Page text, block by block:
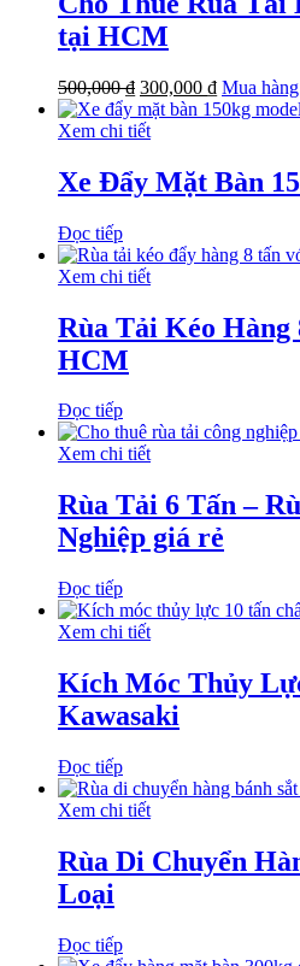
tại HCM
500,000₫ 300,000 ₫ Mua hàng
Xem chi tiết
Xe Đẩy Mặt Bàn
Đọc tiếp
Xem chi tiết
Rùa Tải Kéo Hàng
HCM
Đọc tiếp
Xem chi tiết
Rùa Tải 6 Tấn –
Nghiệp giá rẻ
Đọc tiếp
Xem chi tiết
Kích Móc Thủy
Kawasaki
Đọc tiếp
Xem chi tiết
Rùa Di Chuyển
Loại
Đọc tiếp